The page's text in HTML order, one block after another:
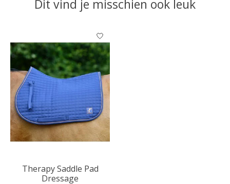
Dit vind je misschien ook leuk
Items van productcarrousel
Therapy Saddle Pad
Dressage